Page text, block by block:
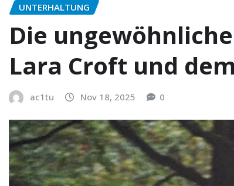
UNTERHALTUNG
Die
Lara Croft und
ac1tu Nov 18, 2025 0